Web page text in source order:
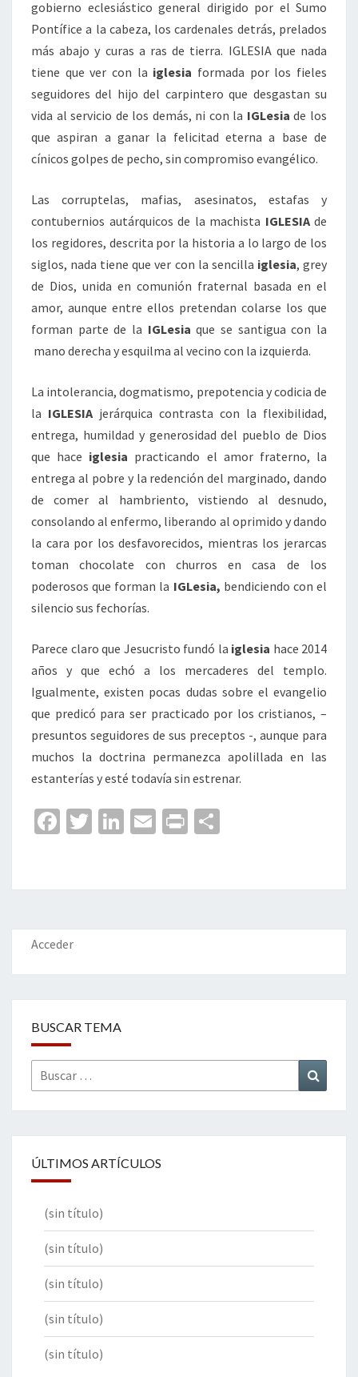
gobierno eclesiástico general dirigido por el Sumo
Pontífice a la cabeza, los cardenales detrás, prelados
más abajo y curas a ras de tierra. IGLESIA que nada
tiene que ver con la iglesia formada por los fieles
seguidores del hijo del carpintero que desgastan su
vida al servicio de los demás, ni con la IGLesia de los
que aspiran a ganar la felicitad eterna a base de
cínicos golpes de pecho, sin compromiso evangélico.
Las corruptelas, mafias, asesinatos, estafas y
contubernios autárquicos de la machista IGLESIAde
los regidores, descrita por la historia a lo largo de los
siglos, nada tiene que ver con la sencilla iglesia, grey
de Dios, unida en comunión fraternal basada en el
amor, aunque entre ellos pretendan colarse los que
forman parte de la IGLesia que se santigua con la
mano derecha y esquilma al vecino con la izquierda.
La intolerancia, dogmatismo, prepotencia y codicia de
la IGLESIA jerárquica contrasta con la flexibilidad,
entrega, humildad y generosidad del pueblo de Dios
que hace iglesia practicando el amor fraterno, la
entrega al pobre y la redención del marginado, dando
de comer al hambriento, vistiendo al desnudo,
consolando al enfermo, liberando al oprimido y dando
la cara por los desfavorecidos, mientras los jerarcas
toman chocolate con churros en casa de los
poderosos que forman la IGLesia, bendiciendo con el
silencio sus fechorías.
Parece claro que Jesucristo fundó la iglesia hace 2014
años y que echó a los mercaderes del templo.
Igualmente, existen pocas dudas sobre el evangelio
que predicó para ser practicado por los cristianos, –
presuntos seguidores de sus preceptos -, aunque para
muchos la doctrina permanezca apolillada en las
estanterías y esté todavía sin estrenar.
Fa
o
o
k
T
er
Li
dI
n
E
l
Pr
p
ar
Acceder
BUSCAR TEMA
Buscar
por:
ÚLTIMOS ARTÍCULOS
(sin título)
(sin título)
(sin título)
(sin título)
(sin título)